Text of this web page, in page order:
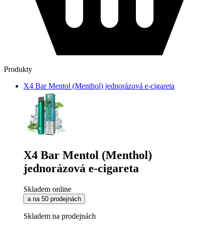
Produkty
X4 Bar Mentol (Menthol) jednorázová e-cigareta
X4 Bar Mentol (Menthol)
jednorázová e-cigareta
Skladem online
a na 50 prodejnách
Skladem na prodejnách